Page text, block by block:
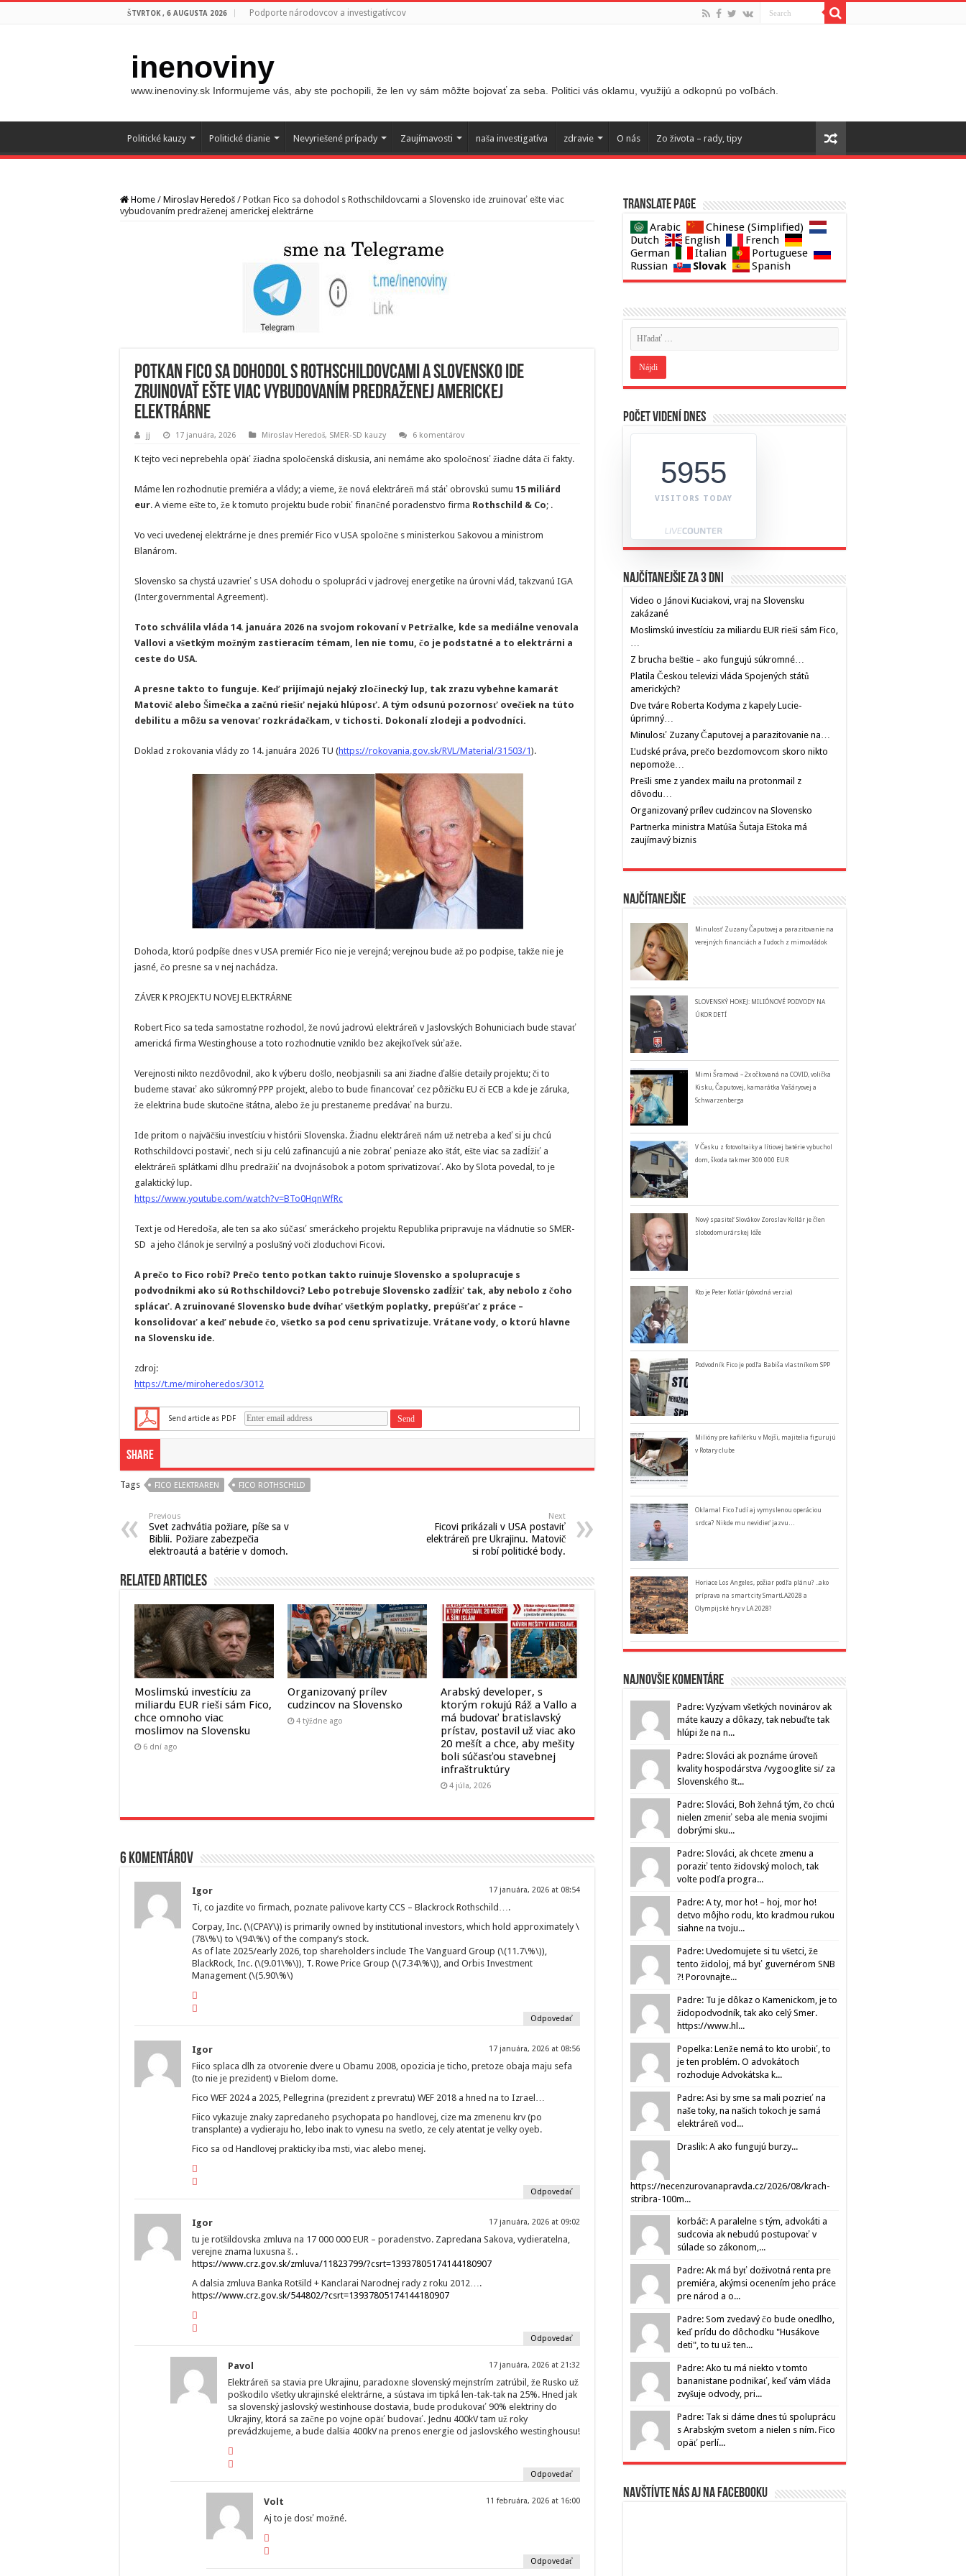
ŠTVRTOK , 6 AUGUSTA 2026 Podporte národovcov a investigatívcov
inenoviny
www.inenoviny.sk Informujeme vás, aby ste pochopili, že len vy sám môžte bojovať za seba. Politici vás oklamu, využijú a odkopnú po voľbách.
Politické kauzy Politické dianie Nevyriešené prípady Zaujímavosti naša investigatíva zdravie O nás Zo života – rady, tipy
Home / Miroslav Heredoš / Potkan Fico sa dohodol s Rothschildovcami a Slovensko ide zruinovať ešte viac
vybudovaním predraženej americkej elektrárne
Potkan Fico sa dohodol s Rothschildovcami a Slovensko ide
zruinovať ešte viac vybudovaním predraženej americkej
elektrárne
jj 17 januára, 2026 Miroslav Heredoš, SMER-SD kauzy 6 komentárov
K tejto veci neprebehla opäť žiadna spoločenská diskusia, ani nemáme ako spoločnosť žiadne dáta či fakty.
Máme len rozhodnutie premiéra a vlády; a vieme, že nová elektráreň má stáť obrovskú sumu 15 miliárd
eur. A vieme ešte to, že k tomuto projektu bude robiť finančné poradenstvo firma Rothschild & Co; .
Vo veci uvedenej elektrárne je dnes premiér Fico v USA spoločne s ministerkou Sakovou a ministrom
Blanárom.
Slovensko sa chystá uzavrieť s USA dohodu o spolupráci v jadrovej energetike na úrovni vlád, takzvanú IGA
(Intergovernmental Agreement).
Toto schválila vláda 14. januára 2026 na svojom rokovaní v Petržalke, kde sa mediálne venovala
Vallovi a všetkým možným zastieracím témam, len nie tomu, čo je podstatné a to elektrárni a
ceste do USA.
A presne takto to funguje. Keď prijímajú nejaký zločinecký lup, tak zrazu vybehne kamarát
Matovič alebo Šimečka a začnú riešiť nejakú hlúposť. A tým odsunú pozornosť ovečiek na túto
debilitu a môžu sa venovať rozkrádačkam, v tichosti. Dokonalí zlodeji a podvodníci.
Doklad z rokovania vlády zo 14. januára 2026 TU (https://rokovania.gov.sk/RVL/Material/31503/1).
Dohoda, ktorú podpíše dnes v USA premiér Fico nie je verejná; verejnou bude až po podpise, takže nie je
jasné, čo presne sa v nej nachádza.
ZÁVER K PROJEKTU NOVEJ ELEKTRÁRNE
Robert Fico sa teda samostatne rozhodol, že novú jadrovú elektráreň v Jaslovských Bohuniciach bude stavať
americká firma Westinghouse a toto rozhodnutie vzniklo bez akejkoľvek súťaže.
Verejnosti nikto nezdôvodnil, ako k výberu došlo, neobjasnili sa ani žiadne ďalšie detaily projektu; či to
budeme stavať ako súkromný PPP projekt, alebo to bude financovať cez pôžičku EU či ECB a kde je záruka,
že elektrina bude skutočne štátna, alebo že ju prestaneme predávať na burzu.
Ide pritom o najväčšiu investíciu v histórii Slovenska. Žiadnu elektráreň nám už netreba a keď si ju chcú
Rothschildovci postaviť, nech si ju celú zafinancujú a nie zobrať peniaze ako štát, ešte viac sa zadĺžiť a
elektráreň splátkami dlhu predražiť na dvojnásobok a potom sprivatizovať. Ako by Slota povedal, to je
galaktický lup.
https://www.youtube.com/watch?v=BTo0HqnWfRc
Text je od Heredoša, ale ten sa ako súčasť smeráckeho projektu Republika pripravuje na vládnutie so SMER-
SD a jeho článok je servilný a poslušný voči zloduchovi Ficovi.
A prečo to Fico robí? Prečo tento potkan takto ruinuje Slovensko a spolupracuje s
podvodníkmi ako sú Rothschildovci? Lebo potrebuje Slovensko zadĺžiť tak, aby nebolo z čoho
splácať. A zruinované Slovensko bude dvíhať všetkým poplatky, prepúšťať z práce –
konsolidovať a keď nebude čo, všetko sa pod cenu sprivatizuje. Vrátane vody, o ktorú hlavne
na Slovensku ide.
zdroj:
https://t.me/miroheredos/3012
Send article as PDF
Share
Tags FICO ELEKTRAREN FICO ROTHSCHILD
Previous
Svet zachvátia požiare, píše sa v
Biblii. Požiare zabezpečia
elektroautá a batérie v domoch.
Next
Ficovi prikázali v USA postaviť
elektráreň pre Ukrajinu. Matovič
si robí politické body.
Related Articles
Moslimskú investíciu za
miliardu EUR rieši sám Fico,
chce omnoho viac
moslimov na Slovensku
6 dní ago
Organizovaný prílev
cudzincov na Slovensko
4 týždne ago
Arabský developer, s
ktorým rokujú Ráž a Vallo a
má budovať bratislavský
prístav, postavil už viac ako
20 mešít a chce, aby mešity
boli súčasťou stavebnej
infraštruktúry
4 júla, 2026
6 komentárov
Igor 17 januára, 2026 at 08:54
Ti, co jazdite vo firmach, poznate palivove karty CCS – Blackrock Rothschild….
Corpay, Inc. (\(CPAY\)) is primarily owned by institutional investors, which hold approximately \
(78\%\) to \(94\%\) of the company’s stock.
As of late 2025/early 2026, top shareholders include The Vanguard Group (\(11.7\%\)),
BlackRock, Inc. (\(9.01\%\)), T. Rowe Price Group (\(7.34\%\)), and Orbis Investment
Management (\(5.90\%\)
Odpovedať
Igor 17 januára, 2026 at 08:56
Fiico splaca dlh za otvorenie dvere u Obamu 2008, opozicia je ticho, pretoze obaja maju sefa
(to nie je prezident) v Bielom dome.
Fico WEF 2024 a 2025, Pellegrina (prezident z prevratu) WEF 2018 a hned na to Izrael…
Fiico vykazuje znaky zapredaneho psychopata po handlovej, cize ma zmenenu krv (po
transplante) a vydieraju ho, lebo inak to vynesu na svetlo, ze cely atentat je velky oyeb.
Fico sa od Handlovej prakticky iba msti, viac alebo menej.
Odpovedať
Igor 17 januára, 2026 at 09:02
tu je rotšildovska zmluva na 17 000 000 EUR – poradenstvo. Zapredana Sakova, vydieratelna,
verejne znama luxusna š. .
https://www.crz.gov.sk/zmluva/11823799/?csrt=13937805174144180907
A dalsia zmluva Banka Rotšild + Kanclarai Narodnej rady z roku 2012….
https://www.crz.gov.sk/544802/?csrt=13937805174144180907
Odpovedať
Pavol 17 januára, 2026 at 21:32
Elektráreň sa stavia pre Ukrajinu, paradoxne slovenský mejnstrím zatrúbil, že Rusko už
poškodilo všetky ukrajinské elektrárne, a sústava im tipká len-tak-tak na 25%. Hned jak
sa slovenský jaslovský westinhouse dostavia, bude produkovať 90% elektriny do
Ukrajiny, ktorá sa začne po vojne opäť budovať. Jednu 400kV tam už roky
prevádzkujeme, a bude dalšia 400kV na prenos energie od jaslovského westinghousu!
Odpovedať
Volt 11 februára, 2026 at 16:00
Aj to je dosť možné.
Odpovedať
Translate page
Arabic
Chinese (Simplified)
Dutch
English
French
German
Italian
Portuguese
Russian
Slovak Spanish
Počet videní dnes
5955
VISITORS TODAY
Najčítanejšie za 3 dni
Video o Jánovi Kuciakovi, vraj na Slovensku
zakázané
Moslimskú investíciu za miliardu EUR rieši sám Fico,
…
Z brucha beštie – ako fungujú súkromné…
Platila Českou televizi vláda Spojených států
amerických?
Dve tváre Roberta Kodyma z kapely Lucie-
úprimný…
Minulosť Zuzany Čaputovej a parazitovanie na…
Ľudské práva, prečo bezdomovcom skoro nikto
nepomože…
Prešli sme z yandex mailu na protonmail z
dôvodu…
Organizovaný prílev cudzincov na Slovensko
Partnerka ministra Matúša Šutaja Eštoka má
zaujímavý biznis
Najčítanejšie
Minulosť Zuzany Čaputovej a parazitovanie na
verejných financiách a ľudoch z mimovládok
SLOVENSKÝ HOKEJ: MILIÓNOVÉ PODVODY NA
ÚKOR DETÍ
Mimi Šramová – 2x očkovaná na COVID, volička
Kisku, Čaputovej, kamarátka Vašáryovej a
Schwarzenberga
V Česku z fotovoltaiky a lítiovej batérie vybuchol
dom, škoda takmer 300 000 EUR
Nový spasiteľ Slovákov Zoroslav Kollár je člen
slobodomurárskej lóže
Kto je Peter Kotlár (pôvodná verzia)
Podvodník Fico je podľa Babiša vlastníkom SPP
Milióny pre kafilérku v Mojši, majitelia figurujú
v Rotary clube
Oklamal Fico ľudí aj vymyslenou operáciou
srdca? Nikde mu nevidieť jazvu…
Horiace Los Angeles, požiar podľa plánu? ..ako
príprava na smart city SmartLA2028 a
Olympijské hry v LA 2028?
Najnovšie komentáre
Padre: Vyzývam všetkých novinárov ak
máte kauzy a dôkazy, tak nebuďte tak
hlúpi že na n...
Padre: Slováci ak poznáme úroveň
kvality hospodárstva /vygooglite si/ za
Slovenského št...
Padre: Slováci, Boh žehná tým, čo chcú
nielen zmeniť seba ale menia svojimi
dobrými sku...
Padre: Slováci, ak chcete zmenu a
poraziť tento židovský moloch, tak
volte podľa progra...
Padre: A ty, mor ho! – hoj, mor ho!
detvo môjho rodu, kto kradmou rukou
siahne na tvoju...
Padre: Uvedomujete si tu všetci, že
tento židoloj, má byť guvernérom SNB
?! Porovnajte...
Padre: Tu je dôkaz o Kamenickom, je to
židopodvodník, tak ako celý Smer.
https://www.hl...
Popelka: Lenže nemá to kto urobiť, to
je ten problém. O advokátoch
rozhoduje Advokátska k...
Padre: Asi by sme sa mali pozrieť na
naše toky, na našich tokoch je samá
elektráreň vod...
Draslik: A ako fungujú burzy...
https://necenzurovanapravda.cz/2026/08/krach-
stribra-100m...
korbáč: A paralelne s tým, advokáti a
sudcovia ak nebudú postupovať v
súlade so zákonom,...
Padre: Ak má byť doživotná renta pre
premiéra, akýmsi ocenením jeho práce
pre národ a o...
Padre: Som zvedavý čo bude onedlho,
keď prídu do dôchodku "Husákove
deti", to tu už ten...
Padre: Ako tu má niekto v tomto
bananistane podnikať, keď vám vláda
zvyšuje odvody, pri...
Padre: Tak si dáme dnes tú spoluprácu
s Arabským svetom a nielen s ním. Fico
opäť perlí...
Navštívte nás aj na Facebooku